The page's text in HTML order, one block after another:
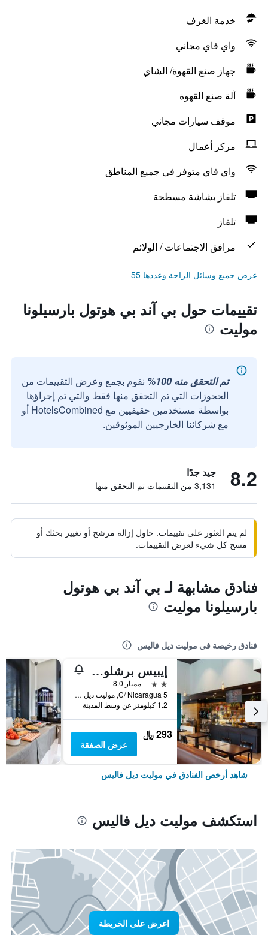
خدمة الغرف
واي فاي مجاني
جهاز صنع القهوة/ الشاي
آلة صنع القهوة
موقف سيارات مجاني
مركز أعمال
واي فاي متوفر في جميع المناطق
تلفاز بشاشة مسطحة
تلفاز
مرافق الاجتماعات / الولائم
عرض جميع وسائل الراحة وعددها 55
تقييمات حول بي آند بي هوتول بارسيلونا
موليت
تم التحقق منه 100%
نقوم بجمع وعرض التقييمات من
الحجوزات التي تم التحقق منها فقط والتي تم إجراؤها
بواسطة مستخدمين حقيقيين مع HotelsCombined أو
مع شركائنا الخارجيين الموثوقين.
8.2 جيد جدًا
3,131 من التقييمات تم التحقق منها
لم يتم العثور على تقييمات. حاول إزالة مرشح أو تغيير بحثك أو
مسح كل شيء لعرض التقييمات.
فنادق مشابهة لـ بي آند بي هوتول
بارسيلونا موليت
فنادق رخيصة في موليت ديل فاليس
إيبيس برشلونة موليه
2 نجمتين
ممتاز 8.0
C/ Nicaragua 5, موليت ديل فاليس, كاتالونيا, أسبانيا
1.2 كيلومتر عن وسط المدينة
293 ﷼
عرض الصفقة
شاهد أرخص الفنادق في موليت ديل فاليس
استكشف موليت ديل فاليس
اعرض على الخريطة